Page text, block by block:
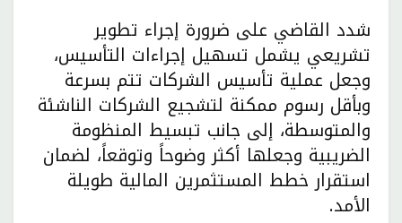
شدد القاضي على ضرورة إجراء تطوير
تشريعي يشمل تسهيل إجراءات التأسيس،
وجعل عملية تأسيس الشركات تتم بسرعة
وبأقل رسوم ممكنة لتشجيع الشركات الناشئة
والمتوسطة، إلى جانب تبسيط المنظومة
الضريبية وجعلها أكثر وضوحاً وتوقعاً، لضمان
استقرار خطط المستثمرين المالية طويلة
الأمد.